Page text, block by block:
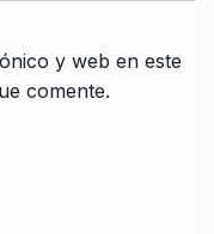
y web en este
comente.